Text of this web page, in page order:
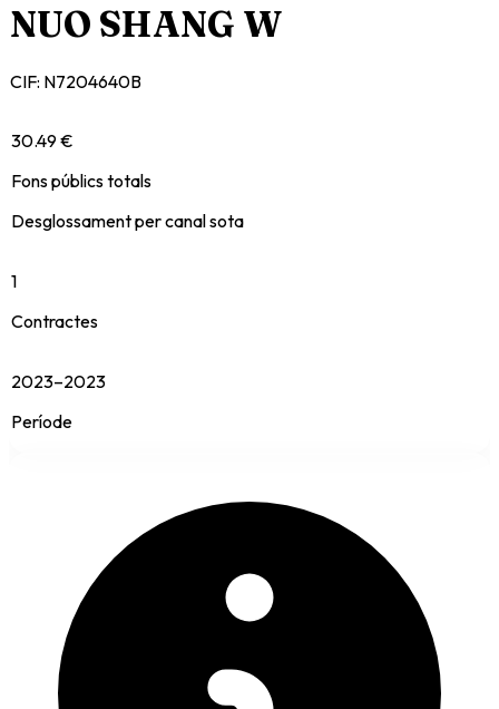
NUO SHANG W
CIF: N7204640B
30.49 €
Fons públics totals
Desglossament per canal sota
1
Contractes
2023–2023
Període